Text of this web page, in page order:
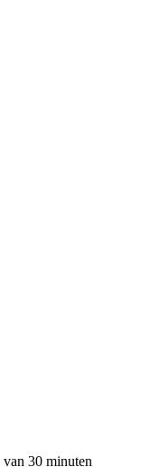
30 minuten